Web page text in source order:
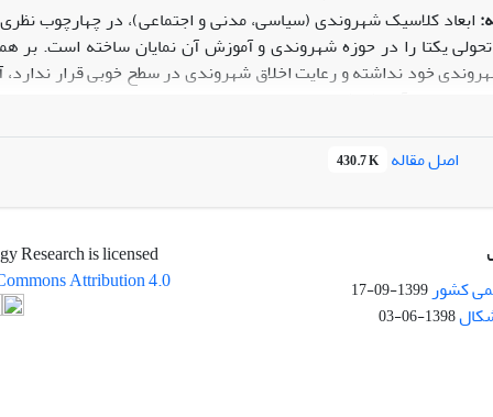
ابعاد کلاسیک شهروندی (سیاسی، مدنی و اجتماعی)، در چهارچوب
یکتا را در حوزه شهروندی و آموزش آن نمایان ساخته است. بر
خود نداشته و رعایت اخلاق شهروندی در سطح خوبی قرار
بسته جامع آموزش شهروندی بر اساس ابعاد نوین این پدیده بود.
بود. داده­ ها از طریق تحلیل شبکه مضامین، تحلیل گردید.
های این پژوهش نشان داد که اجزاء و ساختار بسته جامع آموزش
توسعه پایدار، زیست­ محیطی، دیجیتال و رسانه می­باشد. بسته
شد.
کارگیری این بسته آموزشی در دانشگاه­ها و نیز مراکز آموزشی،
نامناسب و برخی مشکلات کنونی جامعه خواهد شد.
اصل مقاله 430.7 K
کشور1399-09-17
1398-06-03
Research is licensed
Attribution 4.0